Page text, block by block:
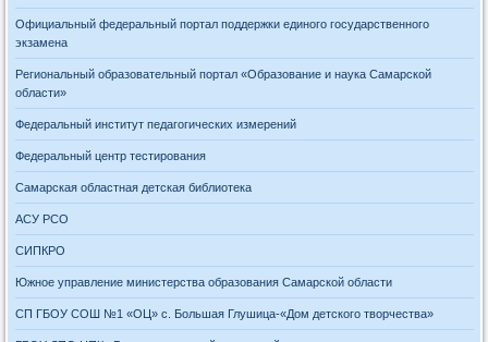
Официальный федеральный портал поддержки единого государственного
экзамена
Региональный образовательный портал «Образование и наука Самарской
области»
Федеральный институт педагогических измерений
Федеральный центр тестирования
Самарская областная детская библиотека
АСУ РСО
СИПКРО
Южное управление министерства образования Самарской области
СП ГБОУ СОШ №1 «ОЦ» с. Большая Глушица-«Дом детского творчества»